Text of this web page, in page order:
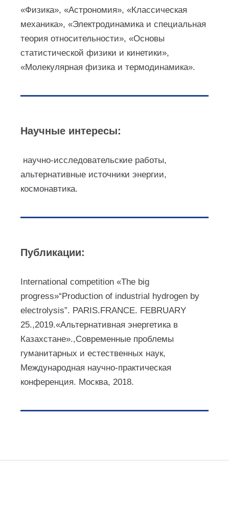
«Физика», «Астрономия», «Классическая
механика», «Электродинамика и специальная
теория относительности», «Основы
статистической физики и кинетики»,
«Молекулярная физика и термодинамика».
Научные интересы:
научно-исследовательские работы,
альтернативные источники энергии,
космонавтика.
Публикации:
International competition «The big
progress»“Production of industrial hydrogen by
electrolysis”. PARIS.FRANCE. FEBRUARY
25.,2019.«Альтернативная энергетика в
Казахстане».,Cовременные проблемы
гуманитарных и естественных наук,
Международная научно-практическая
конференция. Москва, 2018.